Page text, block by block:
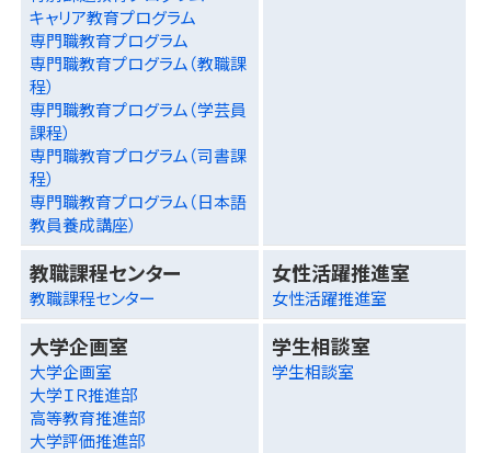
キャリア教育プログラム
専門職教育プログラム
専門職教育プログラム（教職課
程）
専門職教育プログラム（学芸員
課程）
専門職教育プログラム（司書課
程）
専門職教育プログラム（日本語
教員養成講座）
教職課程センター
教職課程センター
女性活躍推進室
女性活躍推進室
大学企画室
大学企画室
大学ＩＲ推進部
高等教育推進部
大学評価推進部
学生相談室
学生相談室